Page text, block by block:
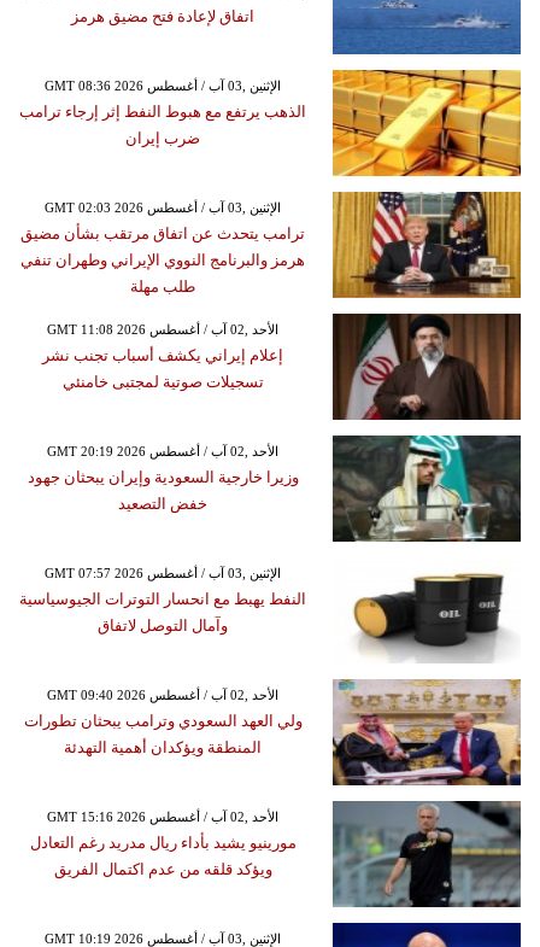
اتفاق لإعادة فتح مضيق هرمز
GMT 08:36 2026 الإثنين ,03 آب / أغسطس
الذهب يرتفع مع هبوط النفط إثر إرجاء ترامب
ضرب إيران
GMT 02:03 2026 الإثنين ,03 آب / أغسطس
ترامب يتحدث عن اتفاق مرتقب بشأن مضيق
هرمز والبرنامج النووي الإيراني وطهران تنفي
طلب مهلة
GMT 11:08 2026 الأحد ,02 آب / أغسطس
إعلام إيراني يكشف أسباب تجنب نشر
تسجيلات صوتية لمجتبى خامنئي
GMT 20:19 2026 الأحد ,02 آب / أغسطس
وزيرا خارجية السعودية وإيران يبحثان جهود
خفض التصعيد
GMT 07:57 2026 الإثنين ,03 آب / أغسطس
النفط يهبط مع انحسار التوترات الجيوسياسية
وآمال التوصل لاتفاق
GMT 09:40 2026 الأحد ,02 آب / أغسطس
ولي العهد السعودي وترامب يبحثان تطورات
المنطقة ويؤكدان أهمية التهدئة
GMT 15:16 2026 الأحد ,02 آب / أغسطس
مورينيو يشيد بأداء ريال مدريد رغم التعادل
ويؤكد قلقه من عدم اكتمال الفريق
GMT 10:19 2026 الإثنين ,03 آب / أغسطس